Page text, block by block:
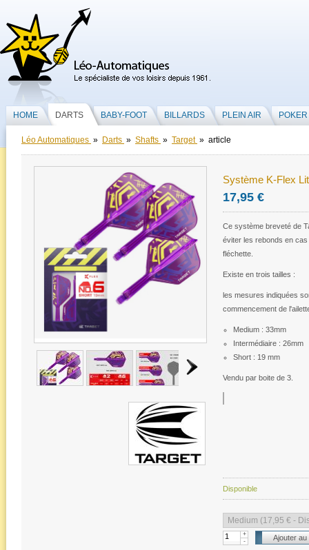
HOME DARTS BABY-FOOT BILLARDS PLEIN AIR POKER
Léo Automatiques » Darts » Shafts » Target » article
Système K-Flex
17,95 €
Ce système breveté de
éviter les rebonds en
fléchette.
Existe en trois tailles :
les mesures indiquées
commencement de
Medium : 33mm
Intermédiaire : 26mm
Short : 19 mm
Vendu par boite de 3.
Disponible
+
-